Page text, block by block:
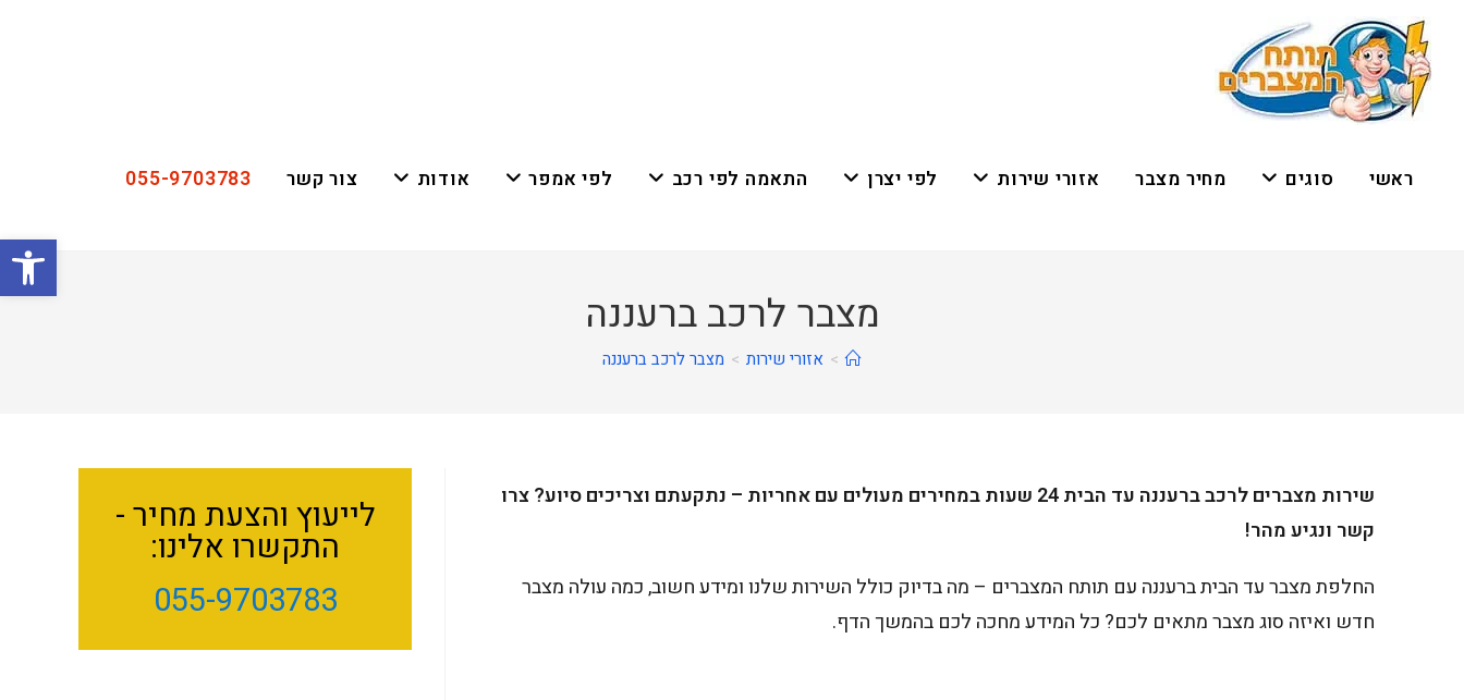
ראשי סוגים מחיר מצבר אזורי שירות לפי יצרן התאמה לפי רכב לפי אמפר אודות צור קשר 055-9703783
מצבר לרכב ברעננה
> אזורי שירות > מצבר לרכב ברעננה
שירות מצברים לרכב ברעננה עד הבית 24 שעות במחירים מעולים עם אחריות – נתקעתם וצריכים סיוע? צרו
קשר ונגיע מהר!
החלפת מצבר עד הבית ברעננה עם תותח המצברים – מה בדיוק כולל השירות שלנו ומידע חשוב, כמה עולה מצבר
חדש ואיזה סוג מצבר מתאים לכם? כל המידע מחכה לכם בהמשך הדף.
לייעוץ והצעת מחיר -
התקשרו אלינו:
055-9703783